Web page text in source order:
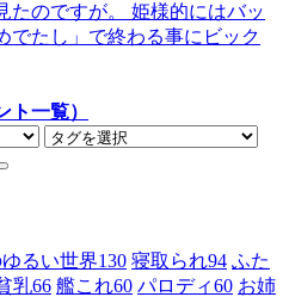
たのですが。 姫様的にはバッ
でたし」で終わる事にビック
一覧）
るい世界130 寝取られ94 ふた
乳66 艦これ60 パロディ60 お姉